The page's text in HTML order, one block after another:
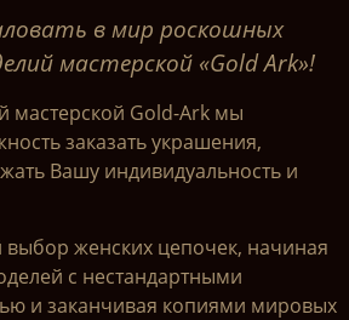
в мир роскошных
мастерской «Gold Ark»!
Gold-Ark мы
заказать украшения,
Вашу индивидуальность и
выбор женских цепочек, начиная
с нестандартными
и заканчивая копиями мировых